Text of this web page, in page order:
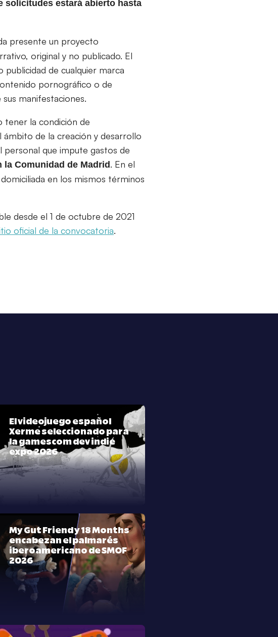
solicitudes estará abierto hasta
presente un proyecto
original y no publicado. El
de cualquier marca
pornográfico o de
manifestaciones.
tener la condición de
de la creación y desarrollo
que impute gastos de
la Comunidad de Madrid. En el
en los mismos términos
desde el 1 de octubre de 2021
oficial de la convocatoria.
El videojuego español
Xerme seleccionado para
la gamescom dev indie
expo 2026
My Gut Friend y 18 Months
encabezan el palmarés
iberoamericano de SMOF
2026